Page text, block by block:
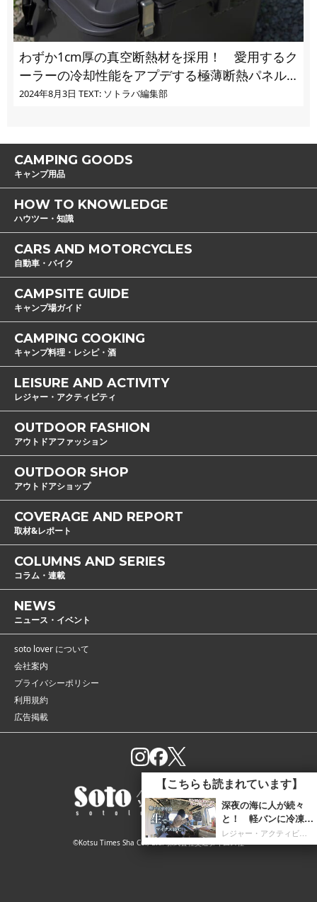
【こちらも読まれています】
深夜の海に人が続々
と！ 軽バンに冷凍庫
を携え「朝4時までホ
タルイカ掬い」の奮闘
わずか1cm厚の真空断熱材を採用！ 愛用するク
ーラーの冷却性能をアプデする極薄断熱パネル
の実力とは
2024年8月3日 TEXT: ソトラバ編集部
CAMPING GOODS
キャンプ用品
HOW TO KNOWLEDGE
ハウツー・知識
CARS AND MOTORCYCLES
自動車・バイク
CAMPSITE GUIDE
キャンプ場ガイド
CAMPING COOKING
キャンプ料理・レシピ・酒
LEISURE AND ACTIVITY
レジャー・アクティビティ
OUTDOOR FASHION
アウトドアファッション
OUTDOOR SHOP
アウトドアショップ
COVERAGE AND REPORT
取材&レポート
COLUMNS AND SERIES
コラム・連載
NEWS
ニュース・イベント
soto lover について
会社案内
プライバシーポリシー
利用規約
広告掲載
©Kotsu Times Sha Co., Ltd. 株式会社交通タイムス社